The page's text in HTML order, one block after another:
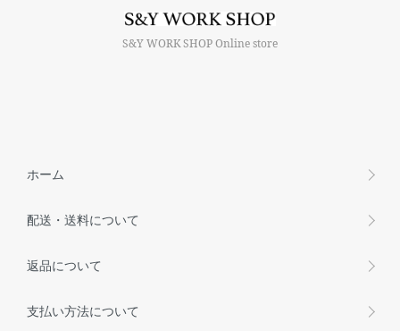
S&Y WORK SHOP Online store
ホーム
配送・送料について
返品について
支払い方法について